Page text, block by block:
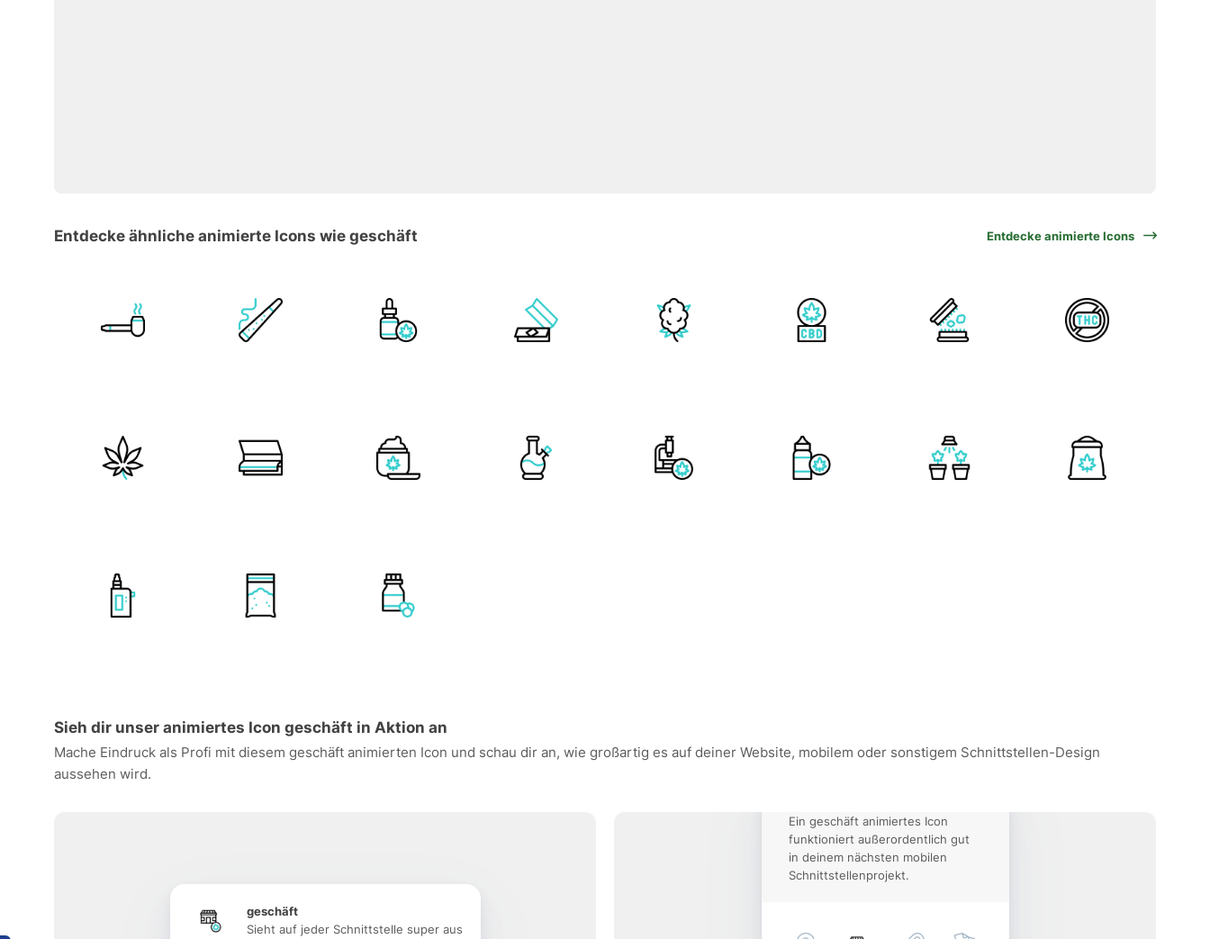
Entdecke ähnliche animierte Icons wie geschäft Entdecke animierte Icons
Sieh dir unser animiertes Icon geschäft in Aktion an
Mache Eindruck als Profi mit diesem geschäft animierten Icon und schau dir an, wie großartig es auf deiner Website, mobilem oder sonstigem Schnittstellen-Design
aussehen wird.
geschäft
Sieht auf jeder Schnittstelle super aus
Ein geschäft animiertes Icon
funktioniert außerordentlich gut
in deinem nächsten mobilen
Schnittstellenprojekt.